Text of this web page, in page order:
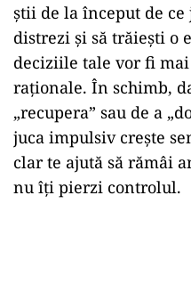
știi de la început de
distrezi și să trăiești o
deciziile tale vor fi
raționale. În schimb,
„recupera” sau de a
juca impulsiv crește
clar te ajută să rămâi
nu îți pierzi controlul.